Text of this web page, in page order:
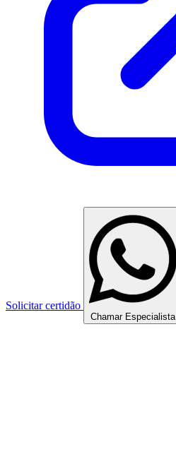
Solicitar certidão
Chamar Especialista